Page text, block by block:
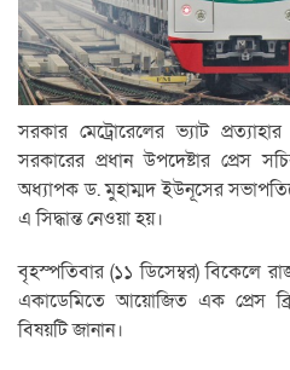
সরকার মেট্রোরেলের ভ্যাট
সরকারের প্রধান উপদেষ্টার প্রেস
অধ্যাপক ড. মুহাম্মদ ইউনূসের
এ সিদ্ধান্ত নেওয়া হয়।
বৃহস্পতিবার (১১ ডিসেম্বর) বিকেলে
একাডেমিতে আয়োজিত এক প্রেস
বিষয়টি জানান।